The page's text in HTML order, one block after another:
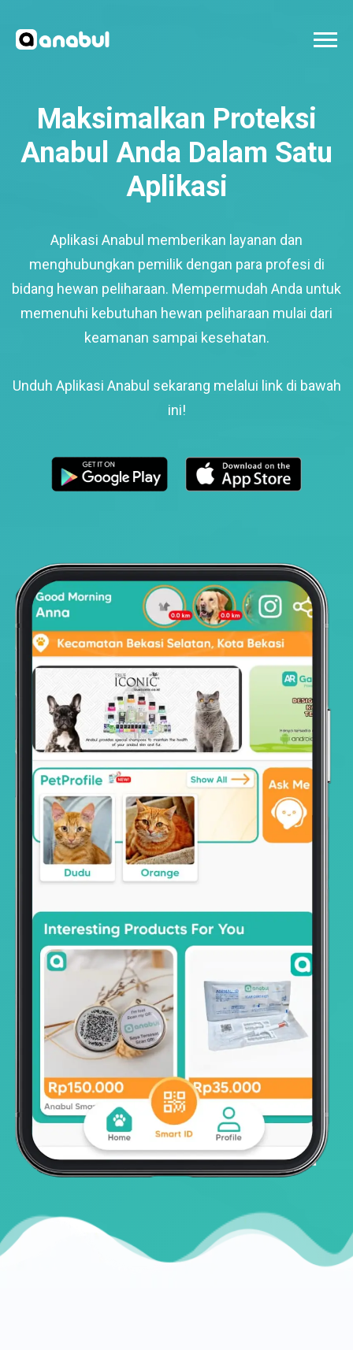
Maksimalkan Proteksi
Anabul Anda Dalam Satu
Aplikasi
Aplikasi Anabul memberikan layanan dan
menghubungkan pemilik dengan para profesi di
bidang hewan peliharaan. Mempermudah Anda untuk
memenuhi kebutuhan hewan peliharaan mulai dari
keamanan sampai kesehatan.
Unduh Aplikasi Anabul sekarang melalui link di bawah
ini!